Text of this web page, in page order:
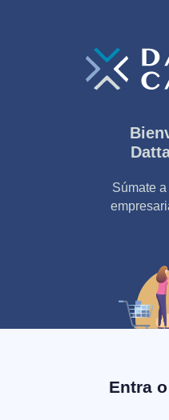
Súmate
Entra o